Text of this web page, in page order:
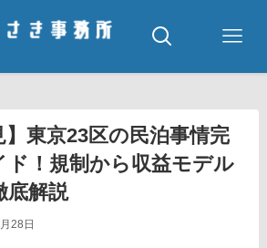
】東京23区の民泊事情完
ド！規制から収益モデル
底解説
28日